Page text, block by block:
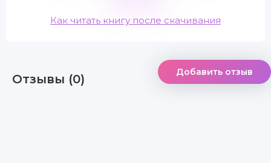
Как читать книгу после скачивания
Отзывы (0) Добавить отзыв